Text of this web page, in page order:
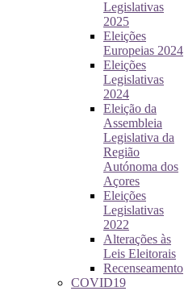
Legislativas
2025
Eleições
Europeias 2024
Eleições
Legislativas
2024
Eleição da
Assembleia
Legislativa da
Região
Autónoma dos
Açores
Eleições
Legislativas
2022
Alterações às
Leis Eleitorais
Recenseamento
COVID19